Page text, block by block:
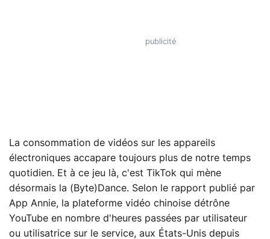
La consommation de vidéos sur les appareils
électroniques accapare toujours plus de notre temps
quotidien. Et à ce jeu là, c'est TikTok qui mène
désormais la (Byte)Dance. Selon le rapport publié par
App Annie, la plateforme vidéo chinoise détrône
YouTube en nombre d'heures passées par utilisateur
ou utilisatrice sur le service, aux États-Unis depuis